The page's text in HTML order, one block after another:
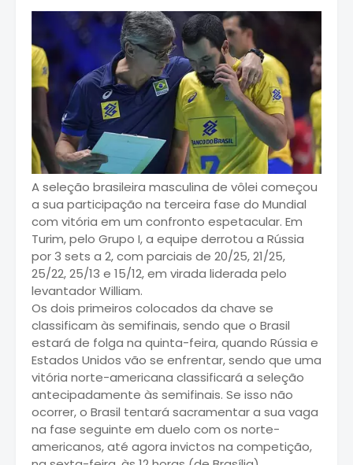
A seleção brasileira masculina de vôlei começou
a sua participação na terceira fase do Mundial
com vitória em um confronto espetacular. Em
Turim, pelo Grupo I, a equipe derrotou a Rússia
por 3 sets a 2, com parciais de 20/25, 21/25,
25/22, 25/13 e 15/12, em virada liderada pelo
levantador William.
Os dois primeiros colocados da chave se
classificam às semifinais, sendo que o Brasil
estará de folga na quinta-feira, quando Rússia e
Estados Unidos vão se enfrentar, sendo que uma
vitória norte-americana classificará a seleção
antecipadamente às semifinais. Se isso não
ocorrer, o Brasil tentará sacramentar a sua vaga
na fase seguinte em duelo com os norte-
americanos, até agora invictos na competição,